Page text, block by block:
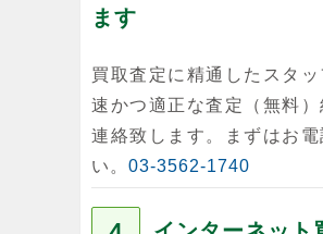
ます
買取査定に精通したスタッ
速かつ適正な査定（無料
連絡致します。まずはお電
い。 03-3562-1740